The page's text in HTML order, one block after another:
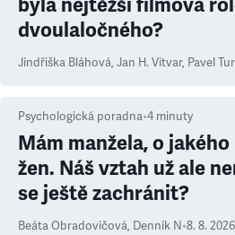
byla nejtěžší filmová
dvoulaločného?
Jindřiška Bláhová, Jan H. Vitvar, Pavel
Psychologická poradna•4 minuty
Mám manžela, o
žen. Náš vztah už ale
se ještě zachránit?
Beáta Obradovičová, Denník N•8. 8. 2026